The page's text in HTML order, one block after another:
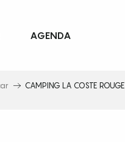
AGENDA
CAMPING LA COSTE ROUGE